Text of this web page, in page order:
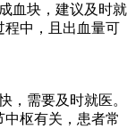
血块，建议及时就
程中，且出血量可
，需要及时就医。
枢有关，患者常